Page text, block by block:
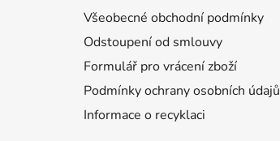
Všeobecné obchodní podmínky
Odstoupení od smlouvy
Formulář pro vrácení zboží
Podmínky ochrany osobních údajů
Informace o recyklaci